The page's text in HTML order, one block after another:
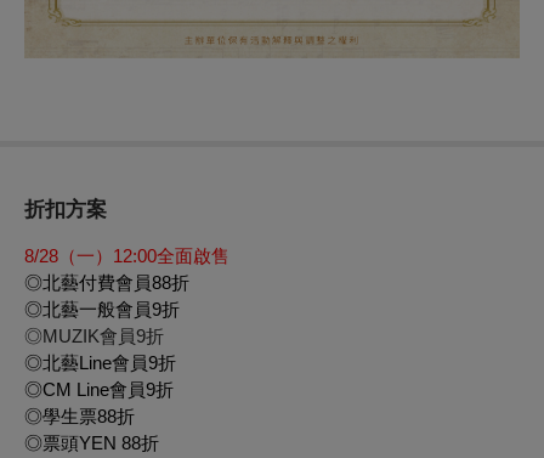
折扣方案
8/28 （一）12:00全面啟售
◎北藝付費會員88折
◎北藝一般會員9折
◎MUZIK會員9折
◎北藝Line會員9折
◎CM Line會員9折
◎學生票88折
◎票頭YEN 88折